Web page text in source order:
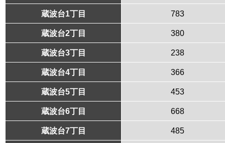
蔵波台1丁目 783
蔵波台2丁目 380
蔵波台3丁目 238
蔵波台4丁目 366
蔵波台5丁目 453
蔵波台6丁目 668
蔵波台7丁目 485